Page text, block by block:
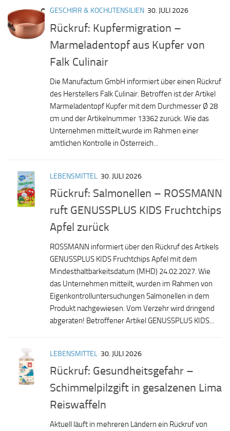
GESCHIRR & KOCHUTENSILIEN 30. JULI 2026
Rückruf: Kupfermigration –
Marmeladentopf aus Kupfer von
Falk Culinair
Die Manufactum GmbH informiert über einen Rückruf
des Herstellers Falk Culinair. Betroffen ist der Artikel
Marmeladentopf Kupfer mit dem Durchmesser Ø 28
cm und der Artikelnummer 13362 zurück. Wie das
Unternehmen mitteilt,wurde im Rahmen einer
amtlichen Kontrolle in Österreich...
LEBENSMITTEL 30. JULI 2026
Rückruf: Salmonellen – ROSSMANN
ruft GENUSSPLUS KIDS Fruchtchips
Apfel zurück
ROSSMANN informiert über den Rückruf des Artikels
GENUSSPLUS KIDS Fruchtchips Apfel mit dem
Mindesthaltbarkeitsdatum (MHD) 24.02.2027. Wie
das Unternehmen mitteilt, wurden im Rahmen von
Eigenkontrolluntersuchungen Salmonellen in dem
Produkt nachgewiesen. Vom Verzehr wird dringend
abgeraten! Betroffener Artikel GENUSSPLUS KIDS...
LEBENSMITTEL 30. JULI 2026
Rückruf: Gesundheitsgefahr –
Schimmelpilzgift in gesalzenen Lima
Reiswaffeln
Aktuell läuft in mehreren Ländern ein Rückruf von